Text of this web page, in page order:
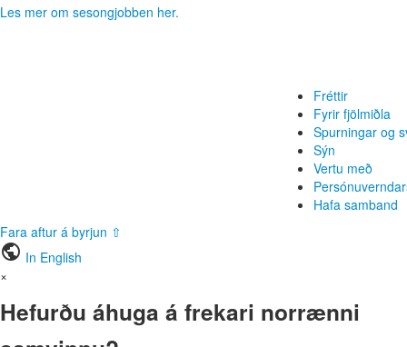
Les mer om sesongjobben her.
Fréttir
Fyrir fjölmiðla
Spurningar og
Sýn
Vertu með
Hafa samband
Fara aftur á byrjun ⇧
public In English
×
Hefurðu áhuga á frekari norrænni